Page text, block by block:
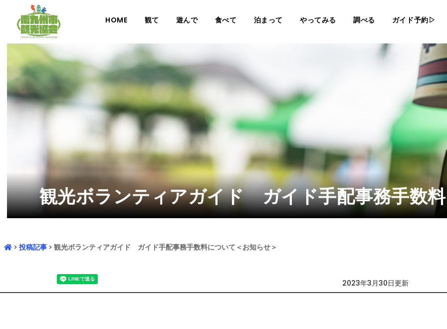
HOME 観て 遊んで 食べて 泊まって やってみる 調べる ガイド予約▷
観光ボランティアガイド ガイド手配事務手数
> 投稿記事> 観光ボランティアガイド ガイド手配事務手数料について＜お知らせ＞
2023年3月30日更新